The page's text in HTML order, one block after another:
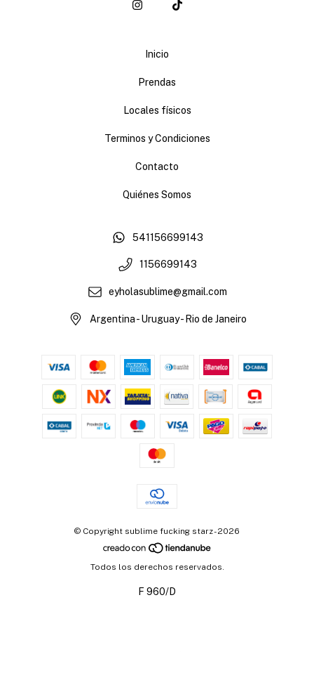
Inicio
Prendas
Locales físicos
Terminos y Condiciones
Contacto
Quiénes Somos
541156699143
1156699143
eyholasublime@gmail.com
Argentina - Uruguay - Rio de Janeiro
© Copyright sublime fucking starz - 2026
Todos los derechos reservados.
F 960/D